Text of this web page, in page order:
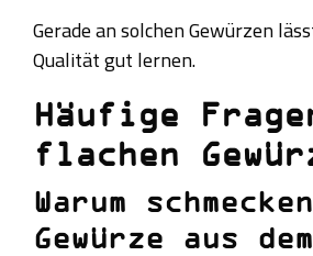
Gerade an solchen Gewürzen
Qualität gut lernen.
Häufige
flachen
Warum
Gewürze aus dem